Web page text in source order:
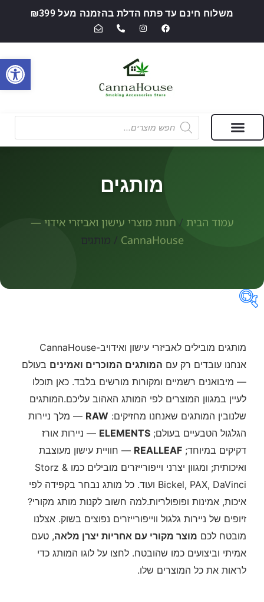
משלוח חינם עד פתח הדלת בהזמנה מעל ₪399
מותגים
עמוד הבית / חנות מוצרי עישון ואביזרי אידוי —
CannaHouse / מותגים
מחירים
מותגים מובילים לאביזרי עישון ואידויב-CannaHouse
אנחנו עובדים רק עם המותגים המוכרים ואמינים בעולם
— מיבואנים רשמיים ומקורות מורשים בלבד. כאן תוכלו
לעיין במגוון המוצרים לפי המותג האהוב עליכם.המותגים
שלנובין המותגים שאנחנו מחזיקים: RAW — מלך ניירות
הגלגול הטבעיים בעולם; ELEMENTS — ניירות אורז
דקיקים במיוחד; REALLEAF — חוויית עישון מעוצבת
ואיכותית; ומגוון יצרני וייפורייזרים מובילים כמו Storz &
Bickel, PAX, DaVinci ועוד. כל מותג נבחר בקפידה לפי
איכות, אמינות ופופולריות.למה חשוב לקנות מותג מקורי?
זיופים של ניירות גלגול ווייפורייזרים נפוצים בשוק. אצלנו
מובטח לכם מוצר מקורי עם אחריות יצרן מלאה, טעם
אמיתי וביצועים כמו שהובטח. לחצו על לוגו המותג כדי
לראות את כל המוצרים שלו.
פתח